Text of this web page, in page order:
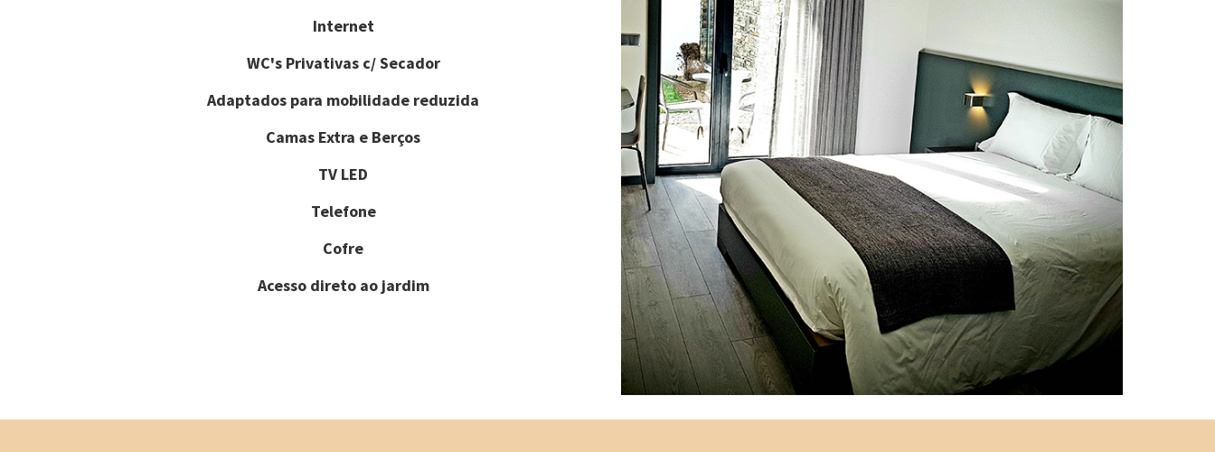
Internet
WC's Privativas c/ Secador
Adaptados para mobilidade reduzida
Camas Extra e Berços
TV LED
Telefone
Cofre
Acesso direto ao jardim